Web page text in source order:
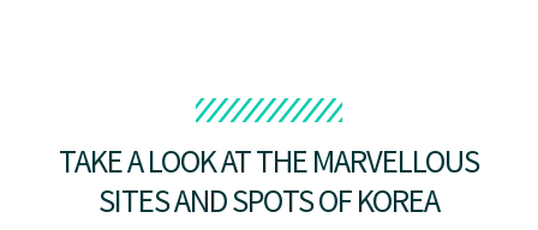
TAKE A LOOK AT THE MARVELLOUS
SITES AND SPOTS OF KOREA